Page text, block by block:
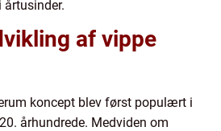
årtusinder.
af vippe
koncept blev først populært i
århundrede. Medviden om